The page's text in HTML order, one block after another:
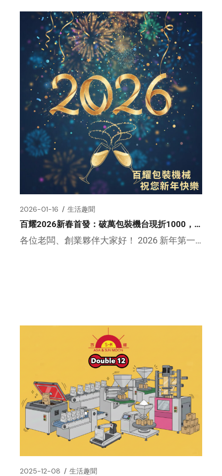
2026-01-16 生活趣聞
百耀2026新春首發：破萬包裝機台現折1000，耗材享特惠！
各位老闆、創業夥伴大家好！ 2026 新年第一波，百耀與您一起衝刺！ 想要提升產能、優化包裝，現在就是最佳時機 […]
2025-12-08 生活趣聞